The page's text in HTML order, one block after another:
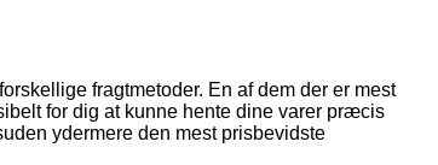
fragtmetoder. En af dem der er mest
for dig at kunne hente dine varer præcis
ydermere den mest prisbevidste